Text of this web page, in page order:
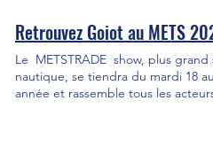
Retrouvez Goiot au METS
Le METSTRADE show, plus
nautique, se tiendra du mardi 18
année et rassemble tous les